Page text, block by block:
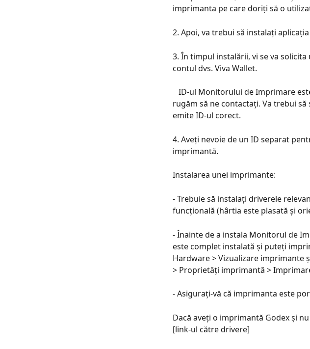
imprimanta pe care doriți să o
2. Apoi, va trebui să instalați
3. În timpul instalării, vi se va
contul dvs. Viva Wallet.
rugăm să ne contactați. Va trebui
emite ID-ul corect.
4. Aveți nevoie de un ID separat
imprimantă.
Instalarea unei imprimante:
- Trebuie să instalați driverele
funcțională (hârtia este plasată și
- Înainte de a instala Monitorul de
este complet instalată și puteți
Hardware > Vizualizare imprimante
> Proprietăți imprimantă >
- Asigurați-vă că imprimanta este
Dacă aveți o imprimantă Godex și
[link-ul către drivere]